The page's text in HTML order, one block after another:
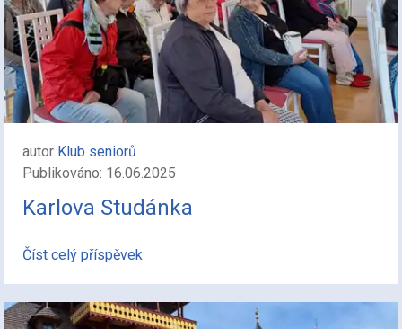
autor Klub seniorů
Publikováno: 16.06.2025
Karlova Studánka
Číst celý příspěvek